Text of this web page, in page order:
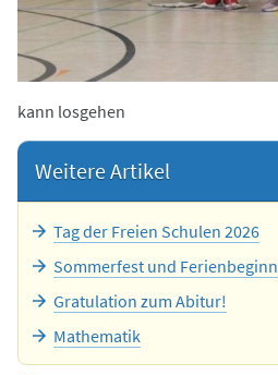
kann losgehen
Weitere Artikel
Tag der Freien Schulen 2026
Sommerfest und Ferienbeginn
Gratulation zum Abitur!
Mathematik